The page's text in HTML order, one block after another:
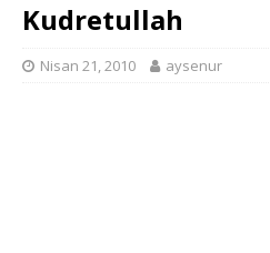
Kudretullah
Nisan 21, 2010 aysenur